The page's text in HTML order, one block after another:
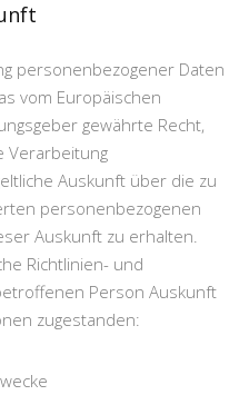
personenbezogener Daten
vom Europäischen
gewährte Recht,
Verarbeitung
Auskunft über die zu
personenbezogenen
Auskunft zu erhalten.
Richtlinien- und
Person Auskunft
zugestanden: